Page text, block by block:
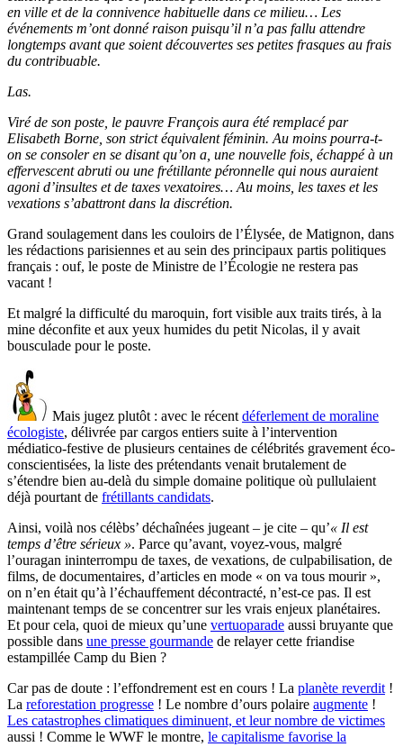
en ville et de la connivence habituelle dans ce milieu… Les
événements m’ont donné raison puisqu’il n’a pas fallu attendre
longtemps avant que soient découvertes ses petites frasques au frais
du contribuable.
Las.
Viré de son poste, le pauvre François aura été remplacé par
Elisabeth Borne, son strict équivalent féminin. Au moins pourra-t-
on se consoler en se disant qu’on a, une nouvelle fois, échappé à un
effervescent abruti ou une frétillante péronnelle qui nous auraient
agoni d’insultes et de taxes vexatoires… Au moins, les taxes et les
vexations s’abattront dans la discrétion.
Grand soulagement dans les couloirs de l’Élysée, de Matignon, dans
les rédactions parisiennes et au sein des principaux partis politiques
français : ouf, le poste de Ministre de l’Écologie ne restera pas
vacant !
Et malgré la difficulté du maroquin, fort visible aux traits tirés, à la
mine déconfite et aux yeux humides du petit Nicolas, il y avait
bousculade pour le poste.
Mais jugez plutôt : avec le récent déferlement de moraline
écologiste, délivrée par cargos entiers suite à l’intervention
médiatico-festive de plusieurs centaines de célébrités gravement éco-
conscientisées, la liste des prétendants venait brutalement de
s’étendre bien au-delà du simple domaine politique où pullulaient
déjà pourtant de frétillants candidats.
Ainsi, voilà nos célèbs’ déchaînées jugeant – je cite – qu’« Il est
temps d’être sérieux ». Parce qu’avant, voyez-vous, malgré
l’ouragan ininterrompu de taxes, de vexations, de culpabilisation, de
films, de documentaires, d’articles en mode « on va tous mourir »,
on n’en était qu’à l’échauffement décontracté, n’est-ce pas. Il est
maintenant temps de se concentrer sur les vrais enjeux planétaires.
Et pour cela, quoi de mieux qu’une vertuoparade aussi bruyante que
possible dans une presse gourmande de relayer cette friandise
estampillée Camp du Bien ?
Car pas de doute : l’effondrement est en cours ! La planète reverdit !
La reforestation progresse ! Le nombre d’ours polaire augmente !
Les catastrophes climatiques diminuent, et leur nombre de victimes
aussi ! Comme le WWF le montre, le capitalisme favorise la